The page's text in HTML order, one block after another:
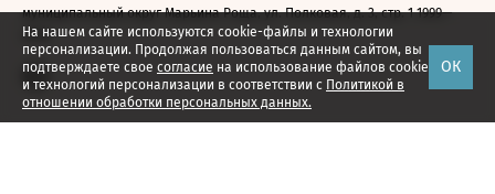
На нашем сайте используются cookie-файлы и технологии
персонализации. Продолжая пользоваться данным сайтом, вы
подтверждаете свое согласие на использование файлов cookie
и технологий персонализации в соответствии с Политикой в
отношении обработки персональных данных.
ОК
муниципальный округ Марьина Роща, ул. Полковая, д. 3, стр. 1 1999—
2026